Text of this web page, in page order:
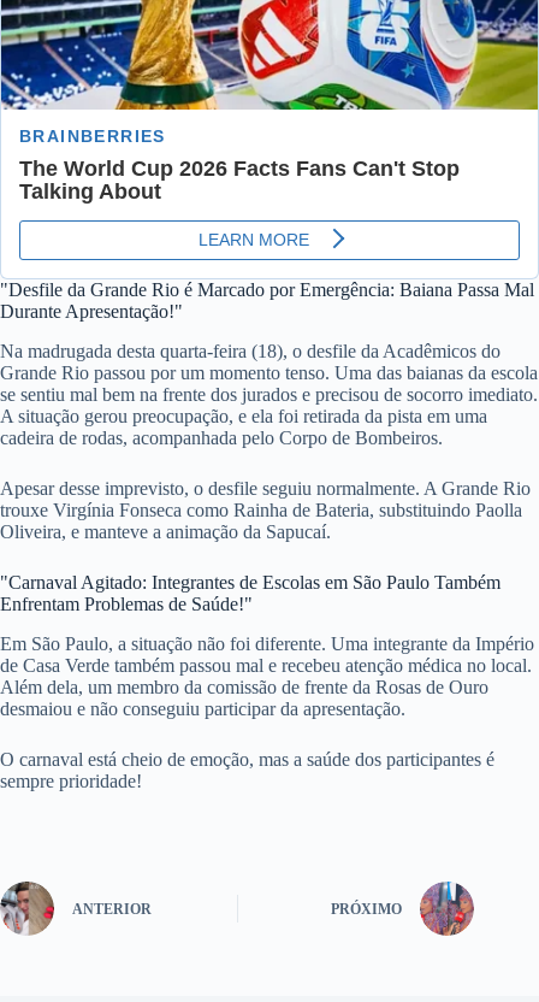
"Desfile da Grande Rio é Marcado por Emergência: Baiana Passa Mal
Durante Apresentação!"
Na madrugada desta quarta-feira (18), o desfile da Acadêmicos do
Grande Rio passou por um momento tenso. Uma das baianas da escola
se sentiu mal bem na frente dos jurados e precisou de socorro imediato.
A situação gerou preocupação, e ela foi retirada da pista em uma
cadeira de rodas, acompanhada pelo Corpo de Bombeiros.
Apesar desse imprevisto, o desfile seguiu normalmente. A Grande Rio
trouxe Virgínia Fonseca como Rainha de Bateria, substituindo Paolla
Oliveira, e manteve a animação da Sapucaí.
"Carnaval Agitado: Integrantes de Escolas em São Paulo Também
Enfrentam Problemas de Saúde!"
Em São Paulo, a situação não foi diferente. Uma integrante da Império
de Casa Verde também passou mal e recebeu atenção médica no local.
Além dela, um membro da comissão de frente da Rosas de Ouro
desmaiou e não conseguiu participar da apresentação.
O carnaval está cheio de emoção, mas a saúde dos participantes é
sempre prioridade!
ANTERIOR PRÓXIMO